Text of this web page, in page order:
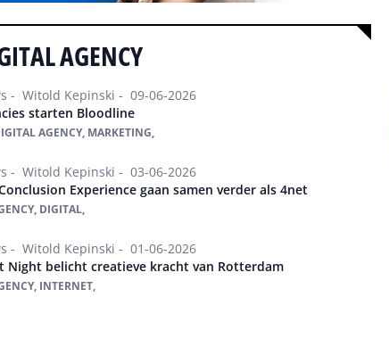
AGENCY
- Witold Kepinski - 09-06-2026
starten Bloodline
AGENCY, MARKETING,
- Witold Kepinski - 03-06-2026
Experience gaan samen verder als 4net
DIGITAL,
- Witold Kepinski - 01-06-2026
Night belicht creatieve kracht van Rotterdam
INTERNET,